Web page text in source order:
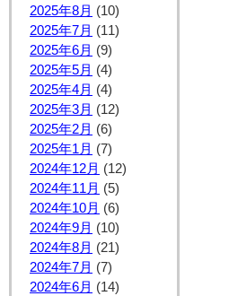
2025年8月 (10)
2025年7月 (11)
2025年6月 (9)
2025年5月 (4)
2025年4月 (4)
2025年3月 (12)
2025年2月 (6)
2025年1月 (7)
2024年12月 (12)
2024年11月 (5)
2024年10月 (6)
2024年9月 (10)
2024年8月 (21)
2024年7月 (7)
2024年6月 (14)